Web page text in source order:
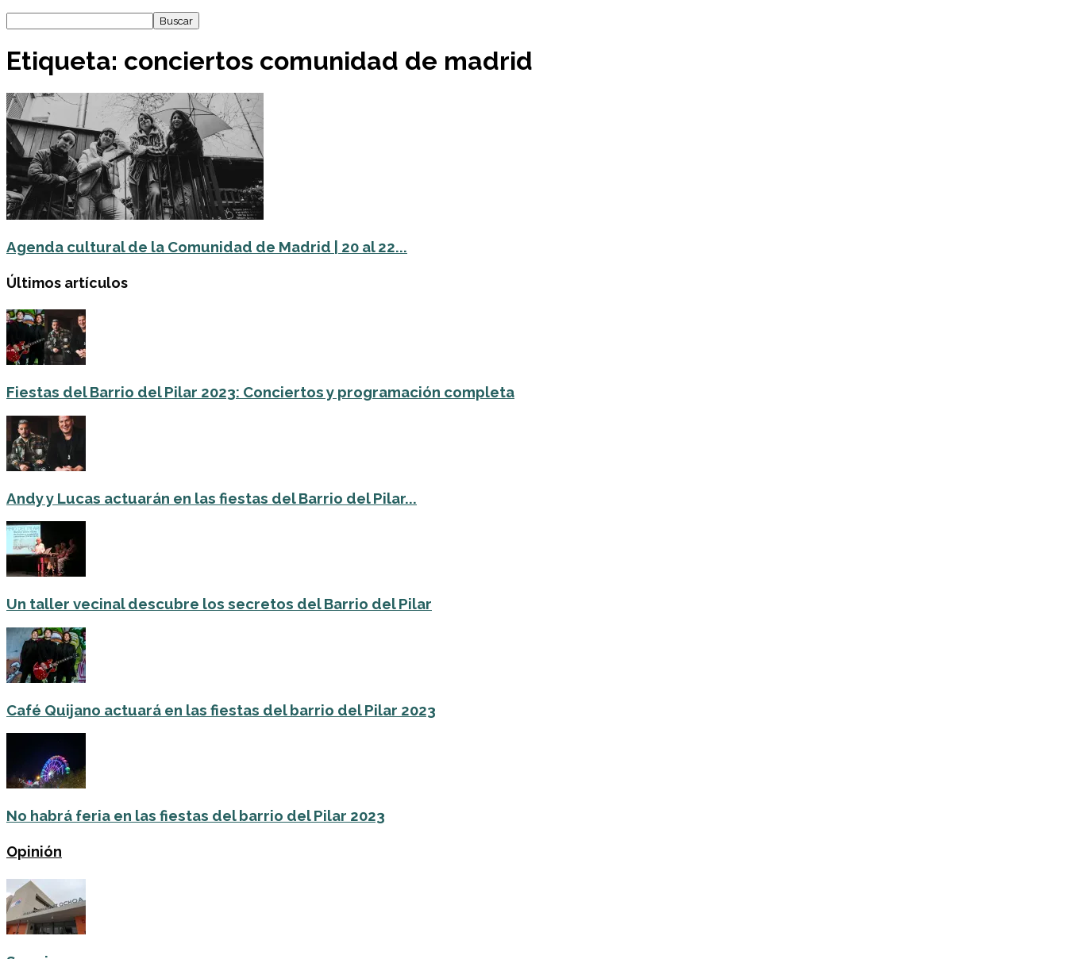
Etiqueta: conciertos comunidad de madrid
Agenda cultural de la Comunidad de Madrid | 20 al 22...
Últimos artículos
Fiestas del Barrio del Pilar 2023: Conciertos y programación completa
Andy y Lucas actuarán en las fiestas del Barrio del Pilar...
Un taller vecinal descubre los secretos del Barrio del Pilar
Café Quijano actuará en las fiestas del barrio del Pilar 2023
No habrá feria en las fiestas del barrio del Pilar 2023
Opinión